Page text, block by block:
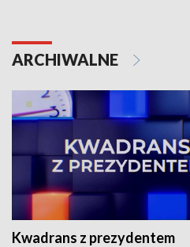
ARCHIWALNE
Kwadrans z prezydentem